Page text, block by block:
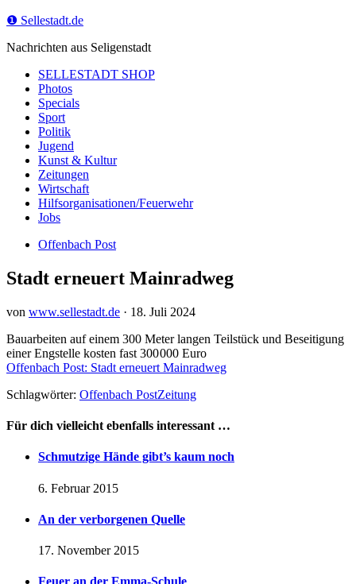
❶ Sellestadt.de
Nachrichten aus Seligenstadt
SELLESTADT SHOP
Photos
Specials
Sport
Politik
Jugend
Kunst & Kultur
Zeitungen
Wirtschaft
Hilfsorganisationen/Feuerwehr
Jobs
Offenbach Post
Stadt erneuert Mainradweg
von www.sellestadt.de · 18. Juli 2024
Bauarbeiten auf einem 300 Meter langen Teilstück und Beseitigung
einer Engstelle kosten fast 300 000 Euro
Offenbach Post: Stadt erneuert Mainradweg
Schlagwörter: Offenbach PostZeitung
Für dich vielleicht ebenfalls interessant …
Schmutzige Hände gibt’s kaum noch
6. Februar 2015
An der verborgenen Quelle
17. November 2015